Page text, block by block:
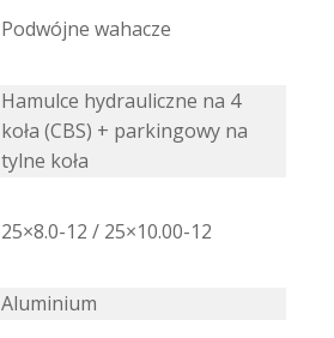
Podwójne wahacze
Hamulce hydrauliczne na 4
koła (CBS) + parkingowy na
tylne koła
25×8.0-12 / 25×10.00-12
Aluminium